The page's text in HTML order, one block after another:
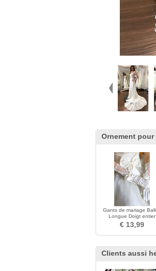
Ornement
Gants de mariage
Longue Doigt entier
multifonctionnel
€ 13,99
Clients aussi